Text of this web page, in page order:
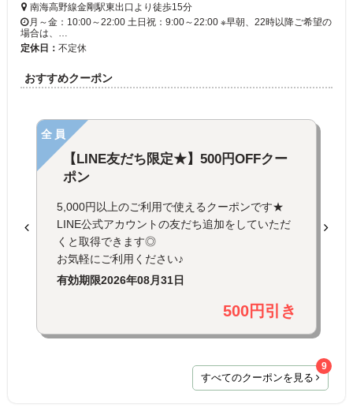
南海高野線金剛駅東出口より徒歩15分
月～金：10:00～22:00 土日祝：9:00～22:00 ※早朝、22時以降ご希望の
場合は、…
定休日： 不定休
おすすめクーポン
全員
【LINE友だち限定★】500円OFFクー
ポン
5,000円以上のご利用で使えるクーポンです★
LINE公式アカウントの友だち追加をしていただ
くと取得できます◎
お気軽にご利用ください♪
有効期限2026年08月31日
500円引き
すべてのクーポンを見る
9